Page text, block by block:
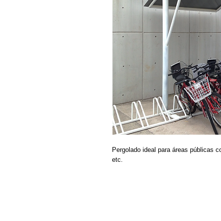
Pergolado ideal para áreas públicas
etc.